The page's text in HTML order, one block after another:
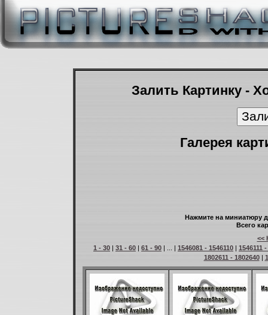
Залить Картинку -
Галерея
Нажмите на миниатюру
Всего
<<
1 - 30 | 31 - 60 | 61 - 90 | ... | 1546081 - 1546110 | 1546111
1802611 - 1802640|